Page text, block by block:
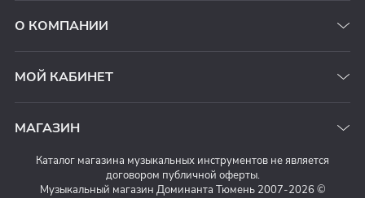
О КОМПАНИИ
МОЙ КАБИНЕТ
МАГАЗИН
Каталог магазина музыкальных инструментов не является
договором публичной оферты.
Музыкальный магазин Доминанта Тюмень 2007-2026 ©